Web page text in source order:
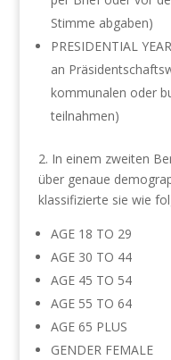
Stimme abgaben)
PRESIDENTIAL
an
kommunalen oder
teilnahmen)
2. In einem zweiten
über genaue
klassifizierte sie wie
AGE 18 TO 29
AGE 30 TO 44
AGE 45 TO 54
AGE 55 TO 64
AGE 65 PLUS
GENDER FEMALE